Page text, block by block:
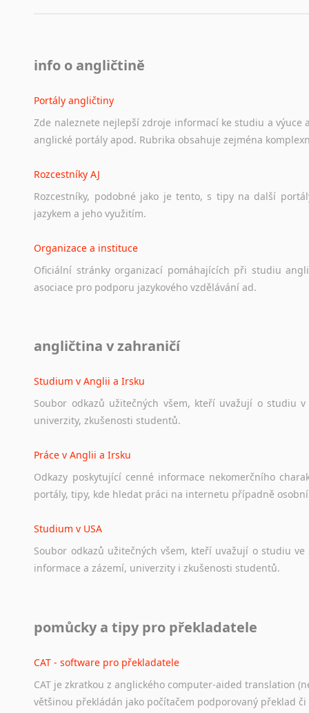
info o angličtině
Portály angličtiny
Zde naleznete nejlepší zdroje informací ke studiu a výuce
anglické portály apod. Rubrika obsahuje zejména
Rozcestníky AJ
Rozcestníky, podobné jako je tento, s tipy na další
jazykem a jeho využitím.
Organizace a instituce
Oficiální stránky organizací pomáhajících při studiu
asociace pro podporu jazykového vzdělávání ad.
Ať už se jedná o česká diskusní
angličtina v zahraničí
Studium v Anglii a Irsku
Soubor odkazů užitečných všem, kteří uvažují o studiu v
univerzity, zkušenosti studentů.
Práce v Anglii a Irsku
Odkazy poskytující cenné informace nekomerčního
portály, tipy, kde hledat práci na internetu případně osobní
Studium v USA
Soubor odkazů užitečných všem, kteří uvažují o studiu ve
informace a zázemí, univerzity i zkušenosti studentů.
Odkazy poskytující cenné informace nekomerčního
Studium v Austrálii
Soubor odkazů užitečných všem, kteří uvažují o studiu v
pomůcky a tipy pro překladatele
CAT - software pro překladatele
CAT je zkratkou z anglického computer-aided translation
většinou překládán jako počítačem podporovaný překlad